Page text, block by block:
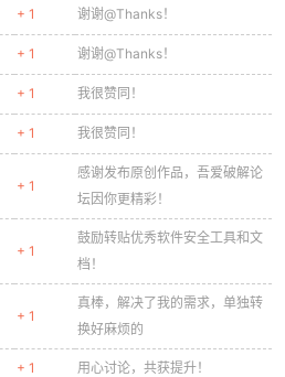
+ 1 谢谢@Thanks！
+ 1 谢谢@Thanks！
+ 1 我很赞同！
+ 1 我很赞同！
+ 1
感谢发布原创作品，吾爱破解论
坛因你更精彩！
+ 1
鼓励转贴优秀软件安全工具和文
档！
+ 1
真棒，解决了我的需求，单独转
换好麻烦的
+ 1 用心讨论，共获提升！